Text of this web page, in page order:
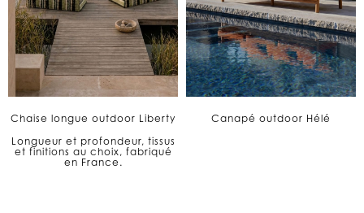
Chaise longue outdoor Liberty
Longueur et profondeur, tissus
et finitions au choix, fabriqué
en France.
Canapé outdoor Hélé